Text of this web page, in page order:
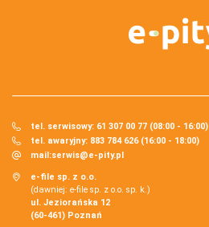
tel. serwisowy: 61 307 00 77 (08:00 - 16:00)
tel. awaryjny: 883 784 626 (16:00 - 18:00)
mail:serwis@e-pity.pl
e-file sp. z o.o.
(dawniej: e-file sp. z o.o. sp. k.)
ul. Jeziorańska 12
(60-461) Poznań